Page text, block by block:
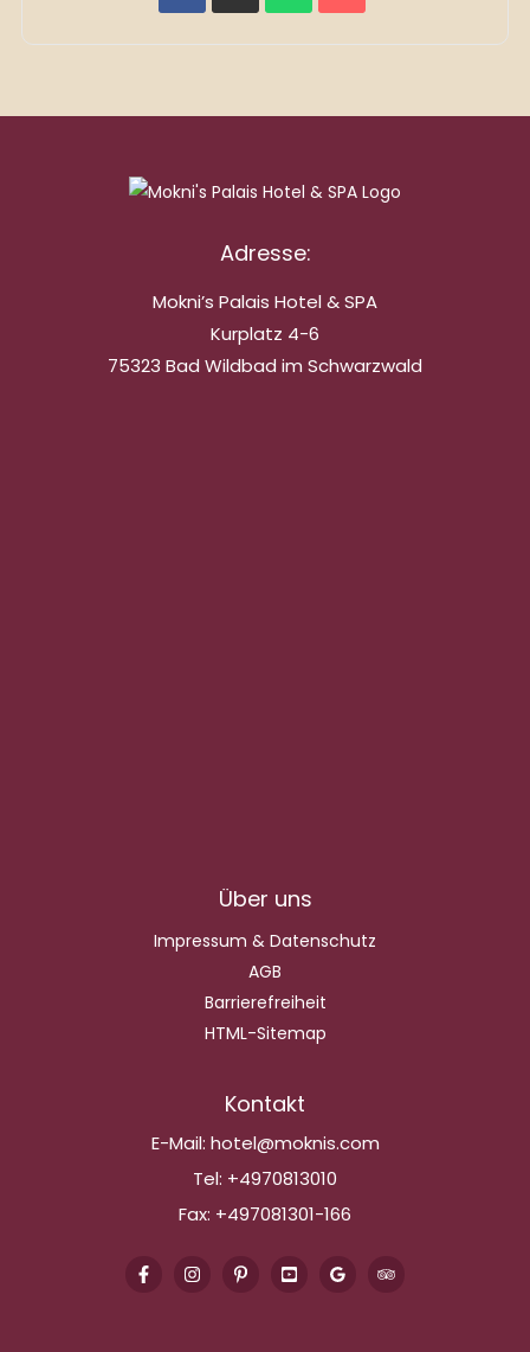
Adresse:
Mokni’s Palais Hotel & SPA
Kurplatz 4-6
75323 Bad Wildbad im Schwarzwald
Über uns
Impressum & Datenschutz
AGB
Barrierefreiheit
HTML-Sitemap
Kontakt
E-Mail: hotel@moknis.com
Tel: +4970813010
Fax: +497081301-166